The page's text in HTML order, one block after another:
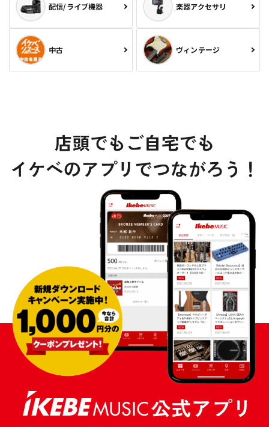
配信/ライブ機器 楽器アクセサリ
中古 ヴィンテージ